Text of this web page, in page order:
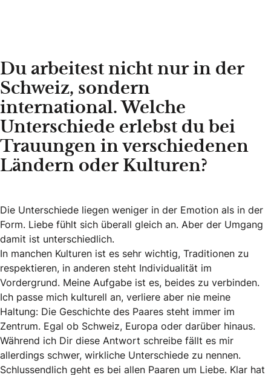
Du arbeitest nicht nur in der
Schweiz, sondern
international. Welche
Unterschiede erlebst du bei
Trauungen in verschiedenen
Ländern oder Kulturen?
Die Unterschiede liegen weniger in der Emotion als in der
Form. Liebe fühlt sich überall gleich an. Aber der Umgang
damit ist unterschiedlich.
In manchen Kulturen ist es sehr wichtig, Traditionen zu
respektieren, in anderen steht Individualität im
Vordergrund. Meine Aufgabe ist es, beides zu verbinden.
Ich passe mich kulturell an, verliere aber nie meine
Haltung: Die Geschichte des Paares steht immer im
Zentrum. Egal ob Schweiz, Europa oder darüber hinaus.
Während ich Dir diese Antwort schreibe fällt es mir
allerdings schwer, wirkliche Unterschiede zu nennen.
Schlussendlich geht es bei allen Paaren um Liebe. Klar hat